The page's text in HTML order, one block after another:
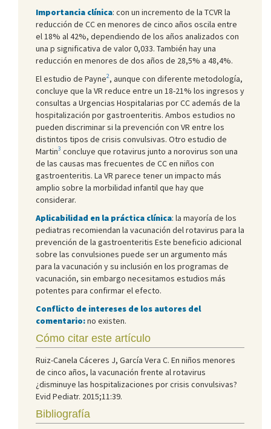
Importancia clínica: con un incremento de la TCVR la
reducción de CC en menores de cinco años oscila entre
el 18% al 42%, dependiendo de los años analizados con
una p significativa de valor 0,033. También hay una
reducción en menores de dos años de 28,5% a 48,4%.
El estudio de Payne2, aunque con diferente metodología,
concluye que la VR reduce entre un 18-21% los ingresos y
consultas a Urgencias Hospitalarias por CC además de la
hospitalización por gastroenteritis. Ambos estudios no
pueden discriminar si la prevención con VR entre los
distintos tipos de crisis convulsivas. Otro estudio de
Martin3 concluye que rotavirus junto a norovirus son una
de las causas mas frecuentes de CC en niños con
gastroenteritis. La VR parece tener un impacto más
amplio sobre la morbilidad infantil que hay que
considerar.
Aplicabilidad en la práctica clínica: la mayoría de los
pediatras recomiendan la vacunación del rotavirus para la
prevención de la gastroenteritis Este beneficio adicional
sobre las convulsiones puede ser un argumento más
para la vacunación y su inclusión en los programas de
vacunación, sin embargo necesitamos estudios más
potentes para confirmar el efecto.
Conflicto de intereses de los autores del
comentario:no existen.
Cómo citar este artículo
Ruiz-Canela Cáceres J, García Vera C. En niños menores
de cinco años, la vacunación frente al rotavirus
¿disminuye las hospitalizaciones por crisis convulsivas?
Evid Pediatr. 2015;11:39.
Bibliografía